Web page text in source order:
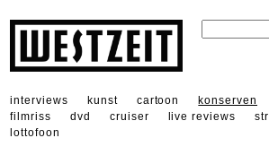
interviews kunst cartoon konserven
filmriss
dvd cruiser live reviews
lottofoon